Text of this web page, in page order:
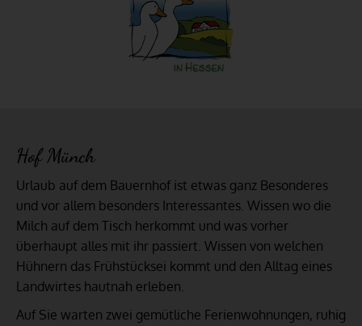
Hof Münch
Urlaub auf dem Bauernhof ist etwas ganz Besonderes
und vor allem besonders Interessantes. Wissen wo die
Milch auf dem Tisch herkommt und was vorher
überhaupt alles mit ihr passiert. Wissen von welchen
Hühnern das Frühstücksei kommt und den Alltag eines
Landwirtes hautnah erleben.
Auf Sie warten zwei gemütliche Ferienwohnungen, ruhig